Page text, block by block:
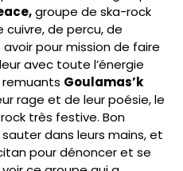
groupe de ska-rock
de percu, de
pour mission de faire
avec toute l’énergie
remuants Goulamas’k
rage et de leur poésie, le
très festive. Bon
dans leurs mains, et
pour dénoncer et se